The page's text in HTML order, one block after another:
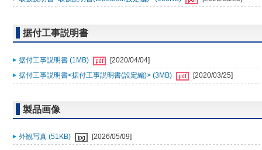
据付工事説明書
据付工事説明書 (1MB)
[2020/04/04]
据付工事説明書<据付工事説明書(設定編)> (3MB)
[2020/03/25]
製品画像
外観写真 (51KB) [2026/05/09]